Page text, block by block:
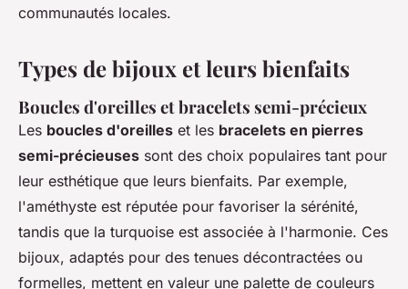
communautés locales.
Types de bijoux et leurs bienfaits
Boucles d'oreilles et bracelets semi-précieux
Les boucles d'oreilles et les bracelets en pierres
semi-précieuses sont des choix populaires tant pour
leur esthétique que leurs bienfaits. Par exemple,
l'améthyste est réputée pour favoriser la sérénité,
tandis que la turquoise est associée à l'harmonie. Ces
bijoux, adaptés pour des tenues décontractées ou
formelles, mettent en valeur une palette de couleurs